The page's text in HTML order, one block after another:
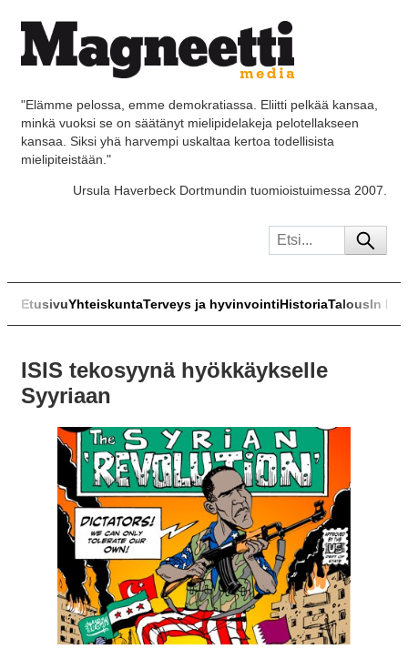
"Elämme pelossa, emme demokratiassa. Eliitti pelkää kansaa,
minkä vuoksi se on säätänyt mielipidelakeja pelotellakseen
kansaa. Siksi yhä harvempi uskaltaa kertoa todellisista
mielipiteistään."
Ursula Haverbeck Dortmundin tuomioistuimessa 2007.
EtusivuYhteiskuntaTerveys ja hyvinvointiHistoriaTalousIn
ISIS tekosyynä hyökkäykselle
Syyriaan